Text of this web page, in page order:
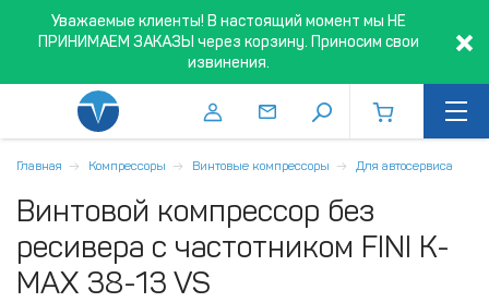
Уважаемые клиенты! В настоящий момент мы НЕ
ПРИНИМАЕМ ЗАКАЗЫ через корзину. Приносим свои
извинения.
Главная Компрессоры Винтовые компрессоры Для автосервиса
Винтовой компрессор без
ресивера с частотником FINI K-
MAX 38-13 VS